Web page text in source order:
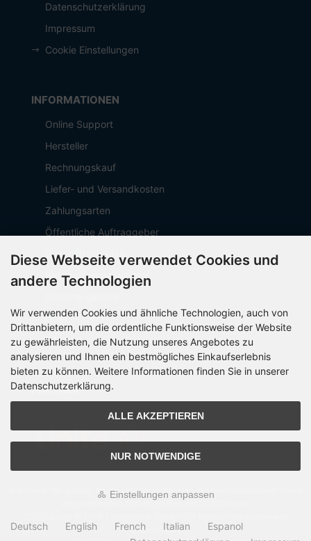
Datenschutzerklärung
Impressum
Cookie Einstellungen
INFORMATIONEN
Online Support
Hersteller
Rechnungskauf
Liefer- und Versandkosten
Zahlungsarten
Öffentliche Auftraggeber
Geschäftskunden
Beschaffungsplattform
Über OCTO IT
Sitemap
PARTNER
Alle Preise inkl. gesetzl. MwSt. zzgl.Versandkosten
Shopsoftware
Diese Webseite verwendet Cookies und
andere Technologien
Wir verwenden Cookies und ähnliche Technologien, auch von
Drittanbietern, um die ordentliche Funktionsweise der Website
zu gewährleisten, die Nutzung unseres Angebotes zu
analysieren und Ihnen ein bestmögliches Einkaufserlebnis
bieten zu können. Weitere Informationen finden Sie in unserer
Datenschutzerklärung.
ALLE AKZEPTIEREN
NUR NOTWENDIGE
Einstellungen anpassen
Deutsch English French Italian
Espanol